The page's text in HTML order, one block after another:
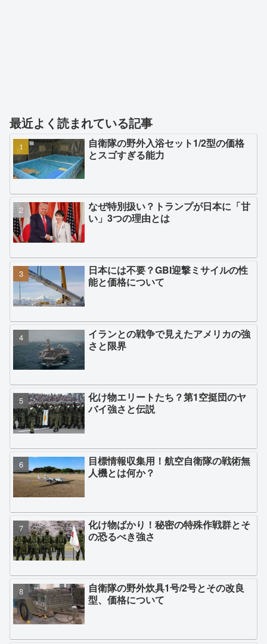
最近よく読まれている記事
自衛隊の野外入浴セット1/2型の価格
とスゴすぎる能力
なぜ特別扱い？トランプが日本に「甘
い」3つの理由とは
日本には不要？GBI迎撃ミサイルの性
能と価格について
イランとの戦争で見えたアメリカの強
さと限界
化け物エリートたち？第1空挺団のヤ
バイ強さと伝説
目標情報収集用！航空自衛隊の戦術無
人機とは何か？
化け物ばかり！秘密の特殊作戦群とそ
の恐るべき強さ
自衛隊の野外炊具1号/2号とその改良
型、価格について